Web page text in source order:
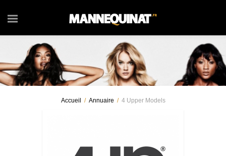
Accueil / Annuaire / 4 Upper Models